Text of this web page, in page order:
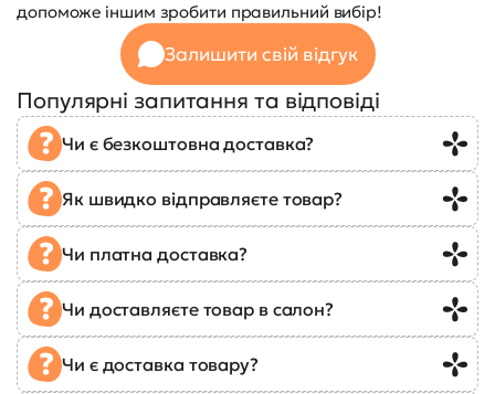
допоможе іншим зробити правильний вибір!
Залишити свій відгук
Популярні запитання та відповіді
Чи є безкоштовна доставка?
Як швидко відправляєте товар?
Чи платна доставка?
Чи доставляєте товар в салон?
Чи є доставка товару?